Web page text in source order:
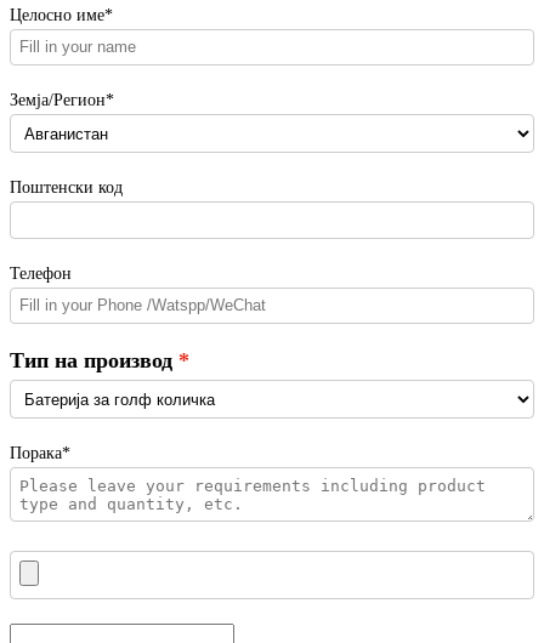
Целосно име*
Земја/Регион*
Поштенски код
Телефон
Тип на производ
Порака*